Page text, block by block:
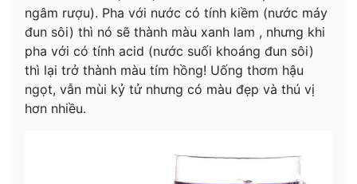
ngâm rượu). Pha với nước có tính kiềm (nước máy
đun sôi) thì nó sẽ thành màu xanh lam , nhưng khi
pha với có tính acid (nước suối khoáng đun sôi)
thì lại trở thành màu tím hồng! Uống thơm hậu
ngọt, vẫn mùi kỷ tử nhưng có màu đẹp và thú vị
hơn nhiều.